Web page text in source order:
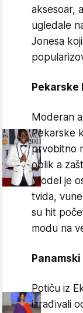
aksesoar,
ugledale
Jonesa
Pekarske
Moderan
Pekarske
prvobitno
oblik a
Model je
tvida,
su hit
modu na
Potiču iz
izrađivali